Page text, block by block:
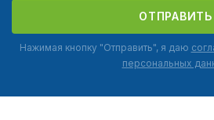
ОТПРАВИТЬ
Нажимая кнопку "Отправить", я даю
персональных